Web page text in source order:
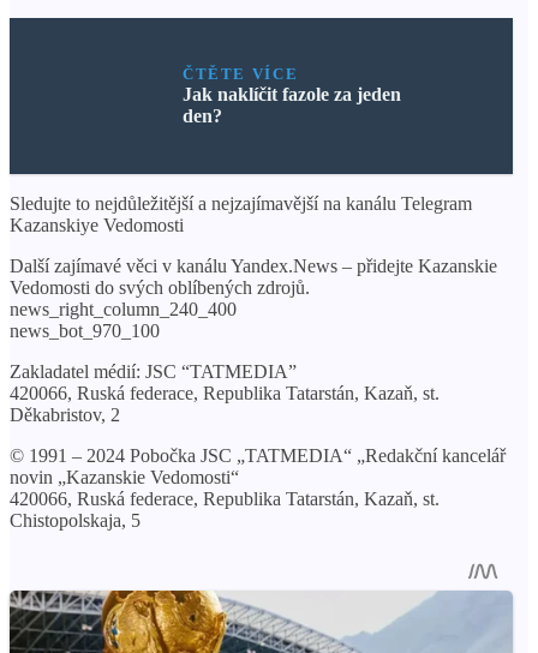
ČTĚTE VÍCE
Jak naklíčit fazole za jeden
den?
Sledujte to nejdůležitější a nejzajímavější na kanálu Telegram
Kazanskiye Vedomosti
Další zajímavé věci v kanálu Yandex.News – přidejte Kazanskie
Vedomosti do svých oblíbených zdrojů.
news_right_column_240_400
news_bot_970_100
Zakladatel médií: JSC “TATMEDIA”
420066, Ruská federace, Republika Tatarstán, Kazaň, st.
Děkabristov, 2
© 1991 – 2024 Pobočka JSC „TATMEDIA“ „Redakční kancelář
novin „Kazanskie Vedomosti“
420066, Ruská federace, Republika Tatarstán, Kazaň, st.
Chistopolskaja, 5